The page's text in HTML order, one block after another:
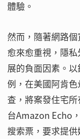
體驗。
然而，隨著網路
愈來愈重視，隱
展的負面因素。
例，在美國阿肯
查，將案發住宅
台Amazon Echo
搜索票，要求提